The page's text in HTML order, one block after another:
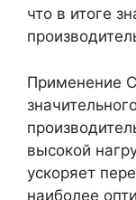
что в итоге
Применение
высокой
ускоряет
наиболее